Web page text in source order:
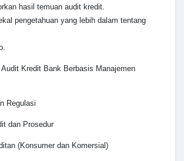
hasil temuan audit kredit.
pengetahuan yang lebih dalam tentang
Kredit Bank Berbasis Manajemen
Regulasi
dan Prosedur
(Konsumer dan Komersial)